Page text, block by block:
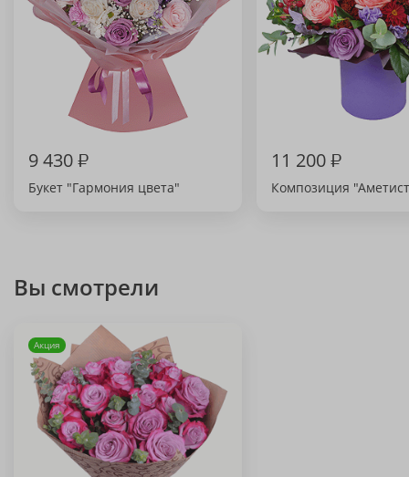
9 430₽
Букет "Гармония цвета"
11 200₽
Композиция
Вы смотрели
Акция